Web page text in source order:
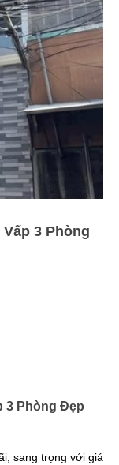
3 Phòng
3 Phòng Đẹp
sang trọng với giá